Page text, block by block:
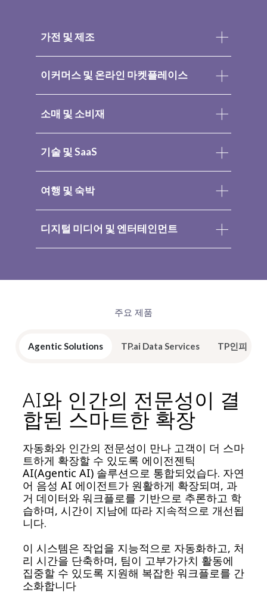
가전 및 제조
이커머스 및 온라인 마켓플레이스
소매 및 소비재
기술 및 SaaS
여행 및 숙박
디지털 미디어 및 엔터테인먼트
주요 제품
Agentic Solutions TP.ai Data Services TP인피니티
AI와 인간의 전문성이 결
합된 스마트한 확장
자동화와 인간의 전문성이 만나 고객이 더 스마
트하게 확장할 수 있도록 에이전젠틱
AI(Agentic AI) 솔루션으로 통합되었습다. 자연
어 음성 AI 에이전트가 원활하게 확장되며, 과
거 데이터와 워크플로를 기반으로 추론하고 학
습하며, 시간이 지남에 따라 지속적으로 개선됩
니다.
이 시스템은 작업을 지능적으로 자동화하고, 처
리 시간을 단축하며, 팀이 고부가가치 활동에
집중할 수 있도록 지원해 복잡한 워크플로를 간
소화합니다